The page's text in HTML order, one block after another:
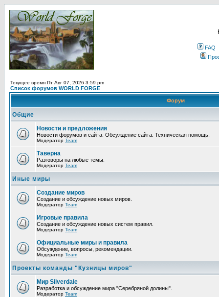
FAQ
Текущее время Пт Авг 07, 2026 3:59 pm
Список форумов WORLD FORGE
Форум
Общие
Новости и предложения
Новости форумов и сайта. Обсуждение сайта. Техническая помощь.
Модератор Team
Таверна
Разговоры на любые темы.
Модератор Team
Иные миры
Создание миров
Создание и обсуждение новых миров.
Модератор Team
Игровые правила
Создание и обсуждение новых систем правил.
Модератор Team
Официальные миры и правила
Обсуждение, вопросы, рекомендации.
Модератор Team
Проекты команды "Кузницы миров"
Мир Silverdale
Разработка и обсуждение мира "Серебряной долины".
Модератор Team